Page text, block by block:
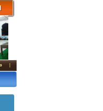
| Media informasi dan komunikasi